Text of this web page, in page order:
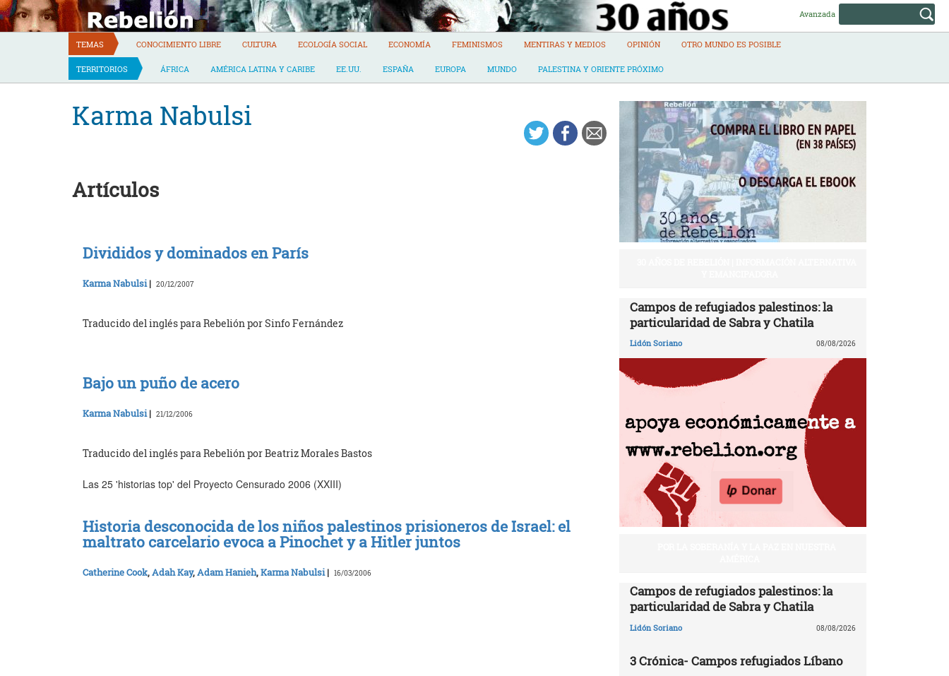
Skip
to
content
Avanzada
TEMAS CONOCIMIENTO LIBRE CULTURA ECOLOGÍA SOCIAL ECONOMÍA FEMINISMOS MENTIRAS Y MEDIOS OPINIÓN OTRO MUNDO ES POSIBLE
TERRITORIOS ÁFRICA AMÉRICA LATINA Y CARIBE EE.UU. ESPAÑA EUROPA MUNDO PALESTINA Y ORIENTE PRÓXIMO
Karma Nabulsi
Artículos
Divididos y dominados en París
Karma Nabulsi| 20/12/2007
Traducido del inglés para Rebelión por Sinfo Fernández
Bajo un puño de acero
Karma Nabulsi| 21/12/2006
Traducido del inglés para Rebelión por Beatriz Morales Bastos
Las 25 'historias top' del Proyecto Censurado 2006 (XXIII)
Historia desconocida de los niños palestinos prisioneros de Israel: el
maltrato carcelario evoca a Pinochet y a Hitler juntos
Catherine Cook,Adah Kay,Adam Hanieh,Karma Nabulsi| 16/03/2006
Campos de refugiados palestinos: la
particularidad de Sabra y Chatila
Lidón Soriano 08/08/2026
Campos de refugiados palestinos: la
particularidad de Sabra y Chatila
Lidón Soriano 08/08/2026
3 Crónica- Campos refugiados Líbano